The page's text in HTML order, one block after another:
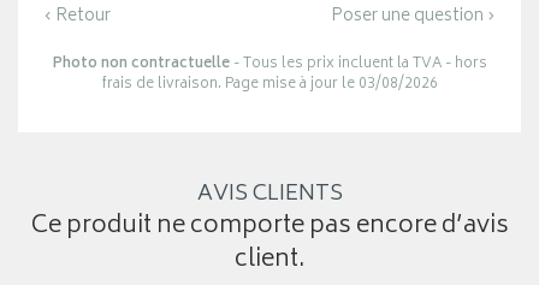
‹ Retour Poser une question ›
Photo non contractuelle- Tous les prix incluent la TVA - hors
frais de livraison. Page mise à jour le 03/08/2026
AVIS CLIENTS
Ce produit ne comporte pas encore d’avis
client.